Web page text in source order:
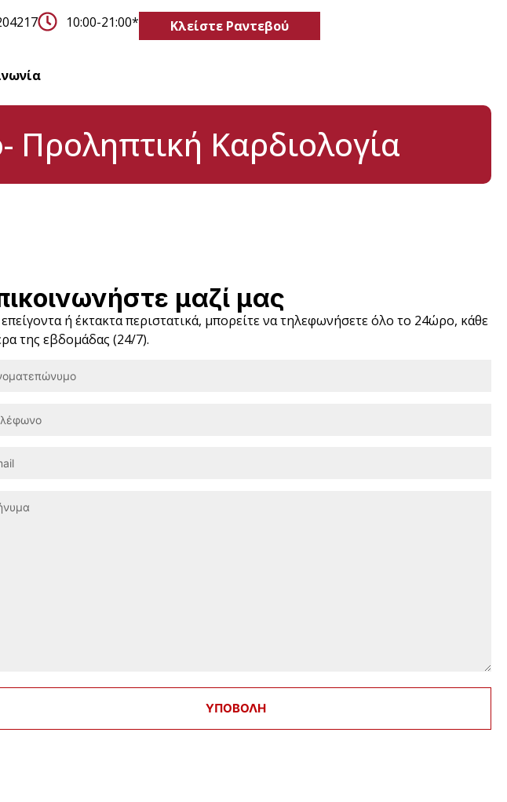
10:00-21:00* Κλείστε Ραντεβού
Προληπτική Καρδιολογία
μαζί μας
επείγοντα ή έκτακτα περιστατικά, μπορείτε να τηλεφωνήσετε όλο το 24ώρο, κάθε
της εβδομάδας (24/7).